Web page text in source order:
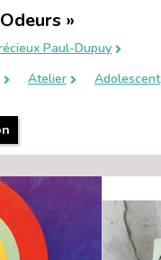
»
Paul-Dupuy
Atelier Adolescent